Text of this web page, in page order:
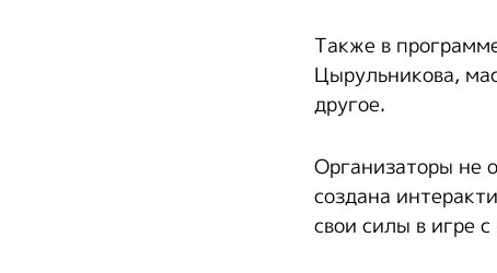
Также в
Цырульникова,
другое.
Организаторы не
создана
свои силы в игре